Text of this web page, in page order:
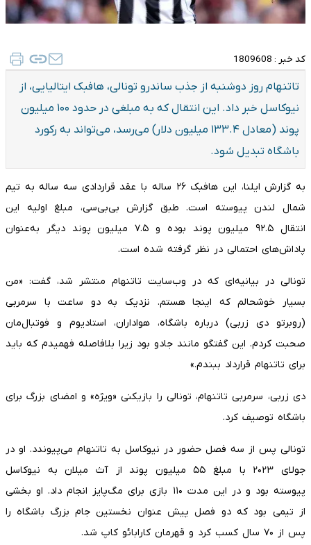
کد خبر : 1809608
تاتنهام روز دوشنبه از جذب ساندرو تونالی، هافبک ایتالیایی، از
نیوکاسل خبر داد. این انتقال که به مبلغی در حدود ۱۰۰ میلیون
پوند (معادل ۱۳۳.۴ میلیون دلار) می‌رسد، می‌تواند به رکورد
باشگاه تبدیل شود.
به گزارش ایلنا، این هافبک ۲۶ ساله با عقد قراردادی سه ساله به تیم
شمال لندن پیوسته است. طبق گزارش بی‌بی‌سی، مبلغ اولیه این
انتقال ۹۲.۵ میلیون پوند بوده و ۷.۵ میلیون پوند دیگر به‌عنوان
پاداش‌های احتمالی در نظر گرفته شده است.
تونالی در بیانیه‌ای که در وب‌سایت تاتنهام منتشر شد، گفت: «من
بسیار خوشحالم که اینجا هستم. نزدیک به دو ساعت با سرمربی
(روبرتو دی زربی) درباره باشگاه، هواداران، استادیوم و فوتبال‌مان
صحبت کردم. این گفتگو مانند جادو بود زیرا بلافاصله فهمیدم که باید
برای تاتنهام قرارداد ببندم.»
دی زربی، سرمربی تاتنهام، تونالی را بازیکنی «ویژه» و امضای بزرگ برای
باشگاه توصیف کرد.
تونالی پس از سه فصل حضور در نیوکاسل به تاتنهام می‌پیوندد. او در
جولای ۲۰۲۳ با مبلغ ۵۵ میلیون پوند از آث میلان به نیوکاسل
پیوسته بود و در این مدت ۱۱۰ بازی برای مگ‌پایز انجام داد. او بخشی
از تیمی بود که دو فصل پیش عنوان نخستین جام بزرگ باشگاه را
پس از ۷۰ سال کسب کرد و قهرمان کارابائو کاپ شد.